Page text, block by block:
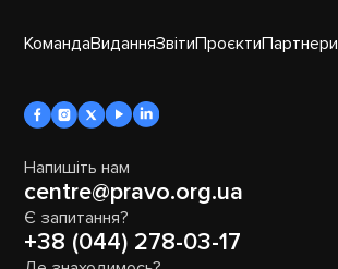
КомандаВиданняЗвітиПроєктиПартнери
Напишіть нам
centre@pravo.org.ua
Є запитання?
+38 (044) 278-03-17